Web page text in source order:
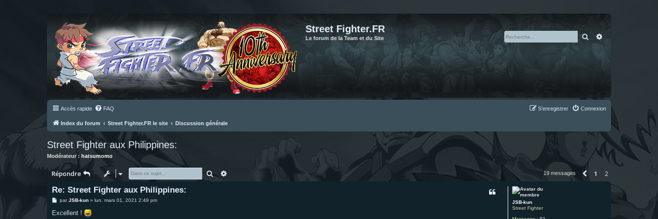
Street Fighter.FR
Le forum de la Team et du Site Rechercher
Accès rapide FAQ Connexion
S’enregistrer
Index du forum Street Fighter.FR le site Discussion générale
Street Fighter aux Philippines:
Modérateur : hatsumomo
Répondre Rechercher 19 messages Précédente
1 2
JSB-kun
Street Fighter
Re: Street Fighter aux Philippines:
M
s
parJSB-kun» lun. mars 01, 2021 2:49 pm
Excellent !